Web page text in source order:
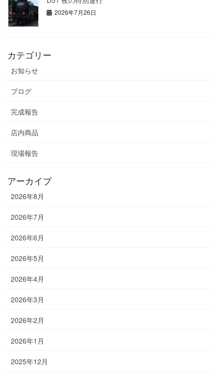
2026年7月26日
カテゴリー
お知らせ
ブログ
完成報告
店内商品
現場報告
アーカイブ
2026年8月
2026年7月
2026年6月
2026年5月
2026年4月
2026年3月
2026年2月
2026年1月
2025年12月